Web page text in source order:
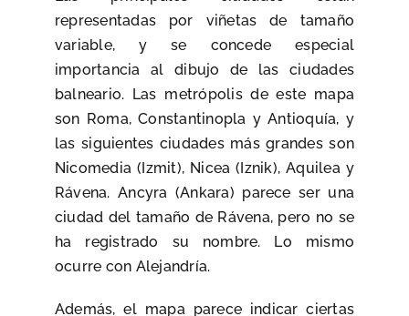
representadas por viñetas de tamaño
variable, y se concede especial
importancia al dibujo de las ciudades
balneario. Las metrópolis de este mapa
son Roma, Constantinopla y Antioquía, y
las siguientes ciudades más grandes son
Nicomedia (Izmit), Nicea (Iznik), Aquilea y
Rávena. Ancyra (Ankara) parece ser una
ciudad del tamaño de Rávena, pero no se
ha registrado su nombre. Lo mismo
ocurre con Alejandría.
Además, el mapa parece indicar ciertas